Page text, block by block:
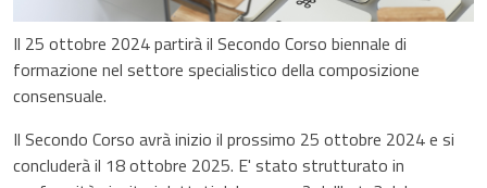
Il 25 ottobre 2024 partirà il Secondo Corso biennale di
formazione nel settore specialistico della composizione
consensuale.
Il Secondo Corso avrà inizio il prossimo 25 ottobre 2024 e si
concluderà il 18 ottobre 2025. E' stato strutturato in